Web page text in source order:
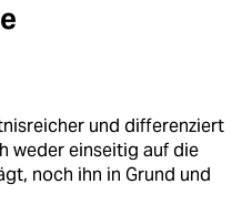
und differenziert
weder einseitig auf die
noch ihn in Grund und